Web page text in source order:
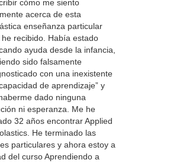
cómo me siento
acerca de esta
enseñanza particular
he recibido. Había estado
ayuda desde la infancia,
sido falsamente
con una inexistente
de aprendizaje” y
dado ninguna
ni esperanza. Me he
32 años encontrar Applied
He terminado las
particulares y ahora estoy a
del curso Aprendiendo a